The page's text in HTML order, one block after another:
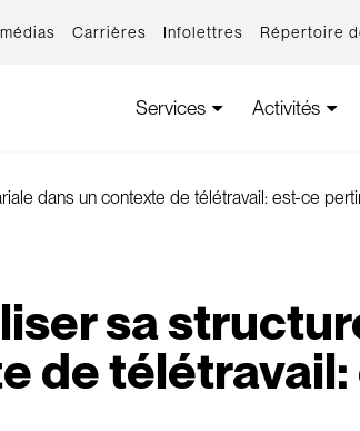
Carrières Infolettres Répertoire
Services Activités
dans un contexte de télétravail: est-ce
sa
de